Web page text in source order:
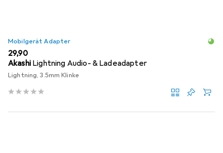
Mobilgerät Adapter
EUR
29,90
Akashi Lightning Audio- & Ladeadapter
Lightning, 3.5mm Klinke